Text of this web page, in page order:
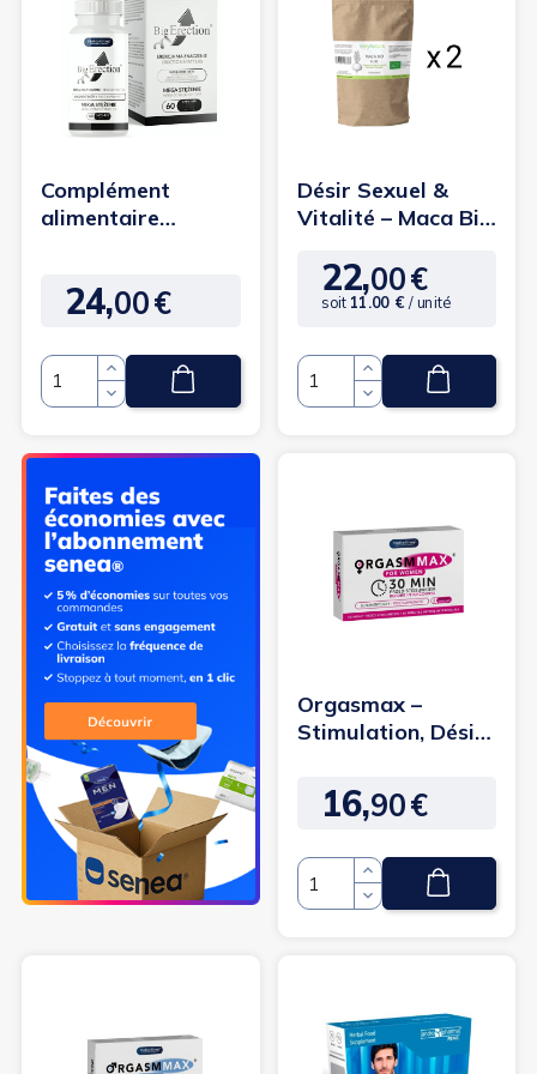
Complément
alimentaire
Prix
24,00€
Quantité
Désir Sexuel &
Vitalité – Maca Bio
Prix
22,00€
soit 11.00 € / unité
Quantité
Orgasmax –
Stimulation, Désir
Intenses pour...
Prix
16,90€
Quantité